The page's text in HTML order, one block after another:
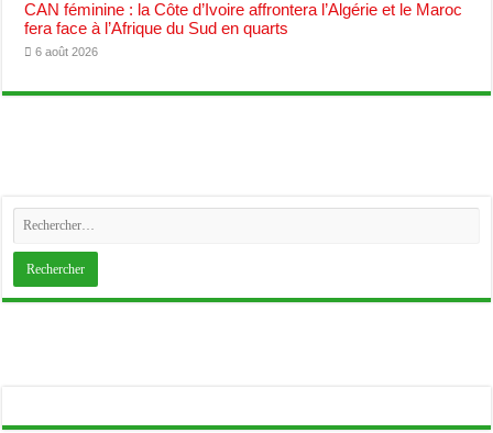
CAN féminine : la Côte d’Ivoire affrontera l’Algérie et le Maroc
fera face à l’Afrique du Sud en quarts
6 août 2026